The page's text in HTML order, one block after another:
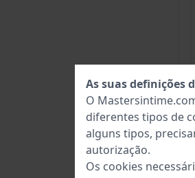
As suas definições
O
diferentes tipos de
alguns tipos,
autorização.
Os cookies